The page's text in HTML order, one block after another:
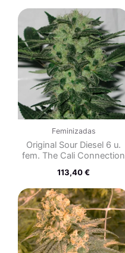
Feminizadas
Original Sour Diesel 6 u.
fem. The Cali Connection
113,40€